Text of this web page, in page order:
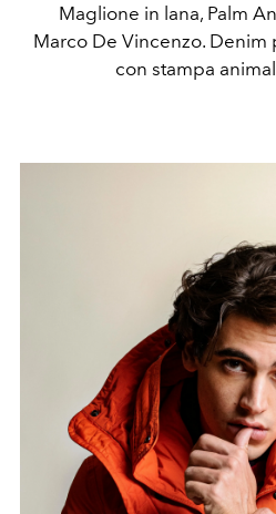
Maglione in lana, Palm
Marco De Vincenzo. Denim
con stampa